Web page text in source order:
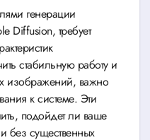
Diffusion, требует
стабильную работу и
изображений, важно
к системе. Эти
подойдет ли ваше
без существенных